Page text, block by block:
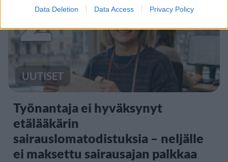
Data Deletion Data Access Privacy Policy
2
UUTISET
Työnantaja ei hyväksynyt
etälääkärin
sairauslomatodistuksia – neljälle
ei maksettu sairausajan palkkaa